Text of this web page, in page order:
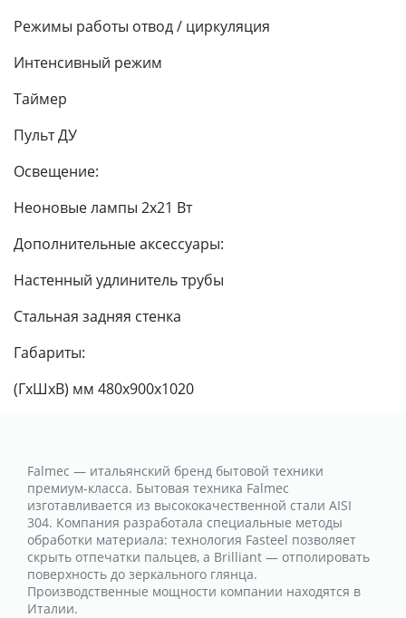
Режимы работы отвод / циркуляция
Интенсивный режим
Таймер
Пульт ДУ
Освещение:
Неоновые лампы 2х21 Вт
Дополнительные аксессуары:
Настенный удлинитель трубы
Стальная задняя стенка
Габариты:
(ГхШхВ) мм 480х900х1020
Falmec — итальянский бренд бытовой техники
премиум-класса. Бытовая техника Falmec
изготавливается из высококачественной стали AISI
304. Компания разработала специальные методы
обработки материала: технология Fasteel позволяет
скрыть отпечатки пальцев, а Brilliant — отполировать
поверхность до зеркального глянца.
Производственные мощности компании находятся в
Италии.